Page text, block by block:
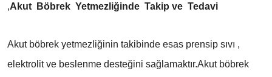
,Akut Böbrek Yetmezliğinde Takip ve Tedavi
Akut böbrek yetmezliğinin takibinde esas prensip sıvı ,
elektrolit ve beslenme desteğini sağlamaktır.Akut böbrek